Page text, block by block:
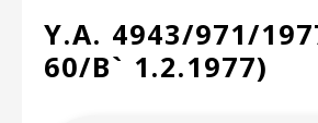
Υ.Α. 4943/971/
60/Β` 1.2.1977)